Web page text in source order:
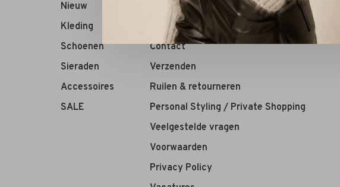
Nieuw
Kleding
Schoenen
Sieraden
Accessoires
SALE
RIVS Store
Over ons
Contact
Verzenden
Ruilen & retourneren
Personal Styling / Private Shopping
Veelgestelde vragen
Voorwaarden
Privacy Policy